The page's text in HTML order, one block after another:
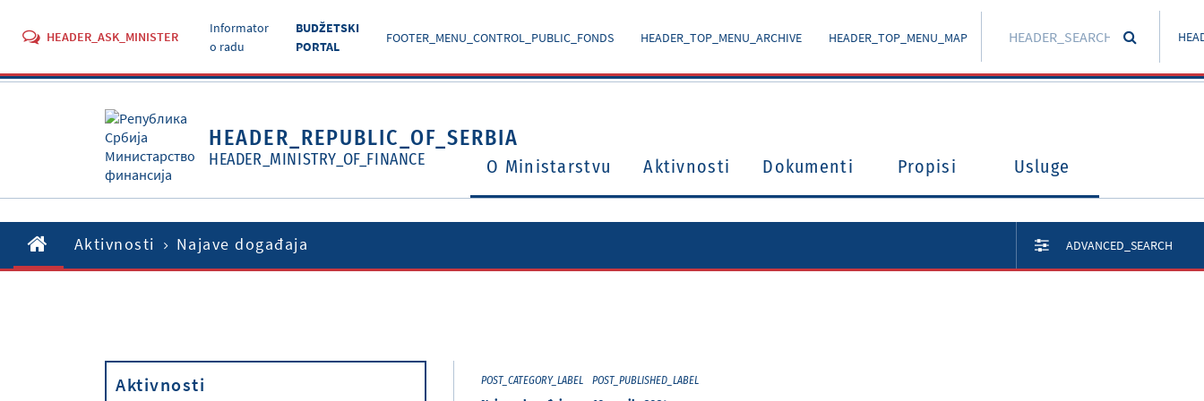
HEADER_ASK_MINISTER
Informator
o radu
BUDŽETSKI
PORTAL
FOOTER_MENU_CONTROL_PUBLIC_FONDS HEADER_TOP_MENU_ARCHIVE HEADER_TOP_MENU_MAP
HEADER_REPUBLIC_OF_SERBIA
HEADER_MINISTRY_OF_FINANCE O Ministarstvu Aktivnosti Dokumenti Propisi Usluge
Aktivnosti Najave događaja ADVANCED_SEARCH
Aktivnosti POST_CATEGORY_LABEL POST_PUBLISHED_LABEL